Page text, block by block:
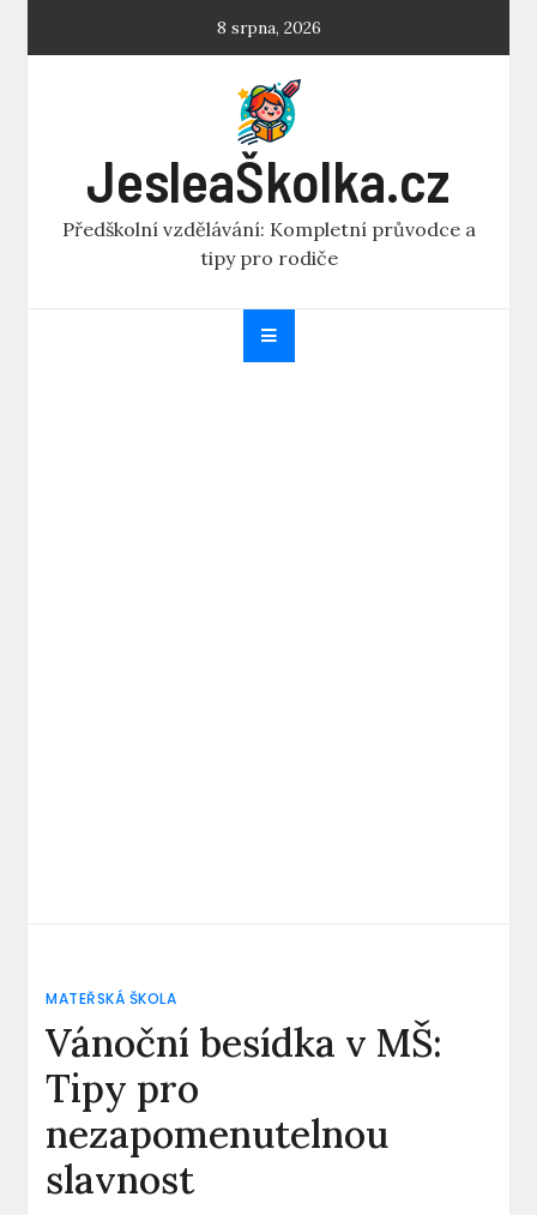
8 srpna, 2026
JesleaŠkolka.cz
Předškolní vzdělávání: Kompletní průvodce a
tipy pro rodiče
MATEŘSKÁ ŠKOLA
Vánoční besídka v MŠ:
Tipy pro
nezapomenutelnou
slavnost